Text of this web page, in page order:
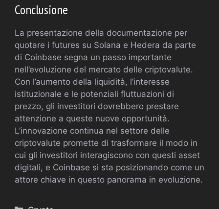
Conclusione
La presentazione della documentazione per
quotare i futures su Solana e Hedera da parte
di Coinbase segna un passo importante
nell’evoluzione del mercato delle criptovalute.
Con l’aumento della liquidità, l’interesse
istituzionale e le potenziali fluttuazioni di
prezzo, gli investitori dovrebbero prestare
attenzione a queste nuove opportunità.
L’innovazione continua nel settore delle
criptovalute promette di trasformare il modo in
cui gli investitori interagiscono con questi asset
digitali, e Coinbase si sta posizionando come un
attore chiave in questo panorama in evoluzione.